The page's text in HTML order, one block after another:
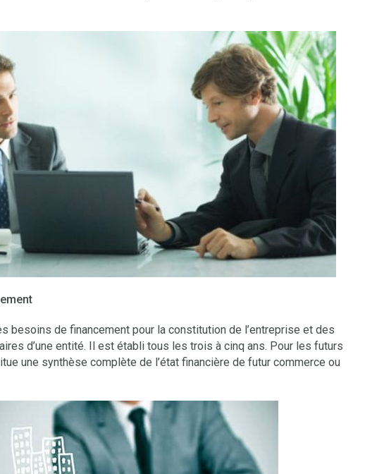
besoins de financement pour la constitution de l’entreprise et des
d’une entité. Il est établi tous les trois à cinq ans. Pour les futurs
une synthèse complète de l’état financière de futur commerce ou